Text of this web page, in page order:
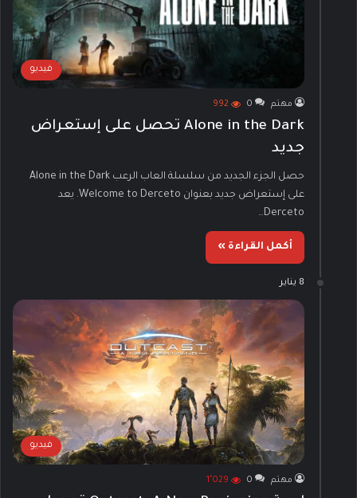
فيديو
مهتم 0
992
Alone in the Dark تحصل على إستعراض
جديد
حصل الجزء الجديد من سلسلة العاب الرعب Alone in the Dark
على إستعراض جديد بعنوان Welcome to Derceto. يعد
Derceto…
أكمل القراءة »
8 يناير
فيديو
مهتم 0 1٬029